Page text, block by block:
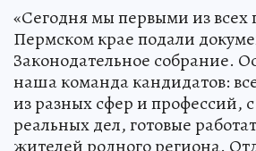
«Сегодня мы первыми из всех
Пермском крае подали
Законодательное собрание.
наша команда кандидатов:
из разных сфер и профессий,
реальных дел, готовые
жителей родного региона.